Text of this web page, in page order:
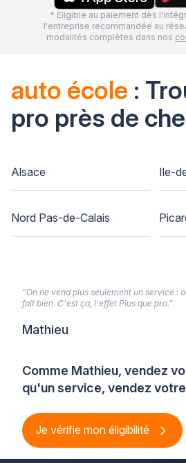
* Eligible au paiement dès
l'entreprise recommandée au
modalités complètes dans nos
auto école :
pro près de
Alsace Ile-
Nord Pas-de-Calais
Comme Mathieu, vendez
qu'un service, vendez
Je vérifie mon éligibilité
“On ne vend plus seulement un service :
fait bien. C'est ça, l'effet Plus que pro.”
Mathieu